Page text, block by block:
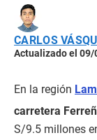
CARLOS
Actualizado el 09/
En la región
carretera
S/9.5 millones